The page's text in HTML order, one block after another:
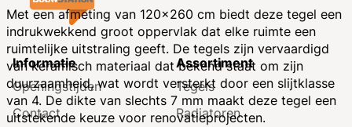
Met een afmeting van 120x260 cm biedt deze tegel een
indrukwekkend groot oppervlak dat elke ruimte een
ruimtelijke uitstraling geeft. De tegels zijn vervaardigd
van keramisch materiaal dat bekend staat om zijn
duurzaamheid, wat wordt versterkt door een slijtklasse
van 4. De dikte van slechts 7 mm maakt deze tegel een
uitstekende keuze voor renovatieprojecten.
Informatie
Openingstijden
Contact
Assortiment
Tegels
Radiatoren